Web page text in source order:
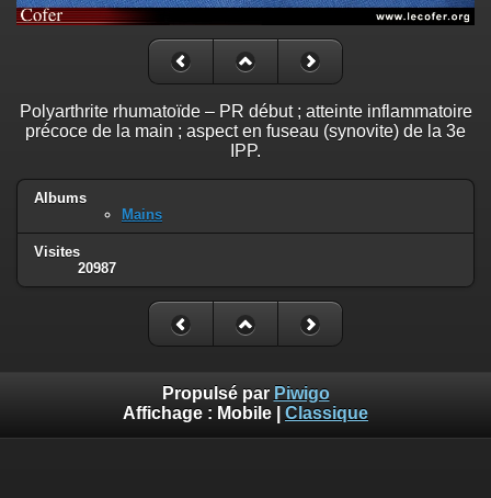
Polyarthrite rhumatoïde – PR début ; atteinte inflammatoire
précoce de la main ; aspect en fuseau (synovite) de la 3e
IPP.
Albums
Mains
Visites
20987
Propulsé par Piwigo
Affichage : Mobile Classique